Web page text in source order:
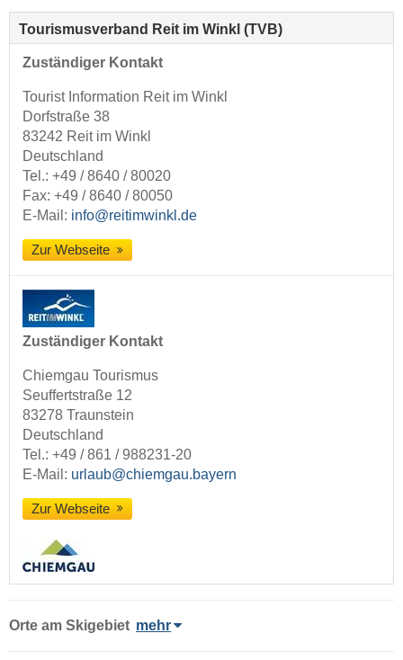
Tourismusverband Reit im Winkl (TVB)
Zuständiger Kontakt
Tourist Information Reit im Winkl
Dorfstraße 38
83242 Reit im Winkl
Deutschland
Tel.: +49 / 8640 / 80020
Fax: +49 / 8640 / 80050
E-Mail: info@reitimwinkl.de
Zur Webseite
Zuständiger Kontakt
Chiemgau Tourismus
Seuffertstraße 12
83278 Traunstein
Deutschland
Tel.: +49 / 861 / 988231-20
E-Mail: urlaub@chiemgau.bayern
Zur Webseite
Orte am Skigebiet mehr